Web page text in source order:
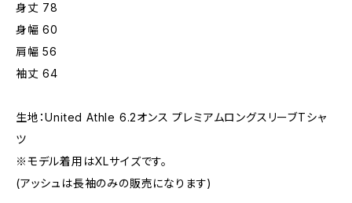
身丈 78
身幅 60
肩幅 56
袖丈 64
生地：United Athle 6.2オンス プレミアムロングスリーブTシャ
ツ
※モデル着用はXLサイズです。
(アッシュは長袖のみの販売になります)